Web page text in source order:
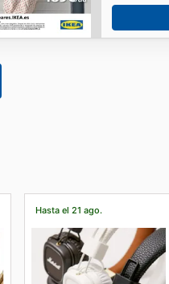
Hasta el 21 ago.